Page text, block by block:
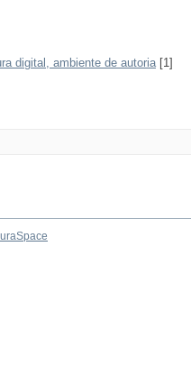
digital, ambiente de autoria[1]